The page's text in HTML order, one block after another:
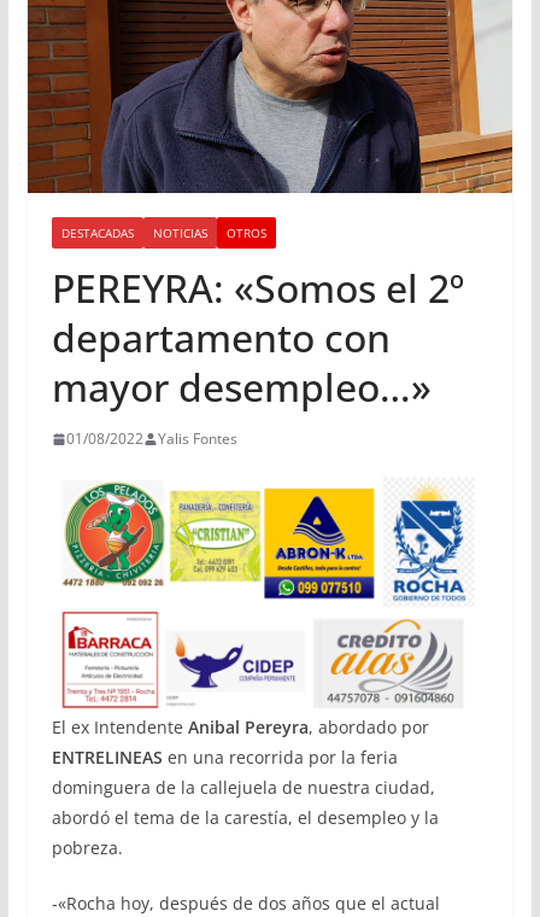
DESTACADAS NOTICIAS OTROS
PEREYRA: «Somos el 2º
departamento con
mayor desempleo…»
01/08/2022 Yalis Fontes
El ex Intendente Anibal Pereyra, abordado por
ENTRELINEAS en una recorrida por la feria
dominguera de la callejuela de nuestra ciudad,
abordó el tema de la carestía, el desempleo y la
pobreza.
-«Rocha hoy, después de dos años que el actual